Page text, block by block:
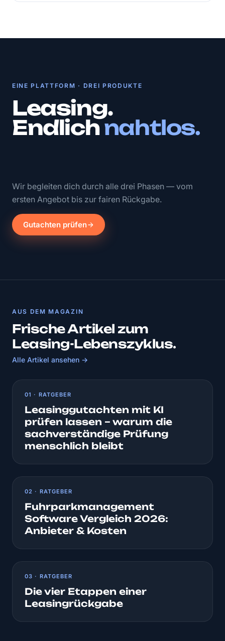
EINE PLATTFORM · DREI PRODUKTE
Leasing.
Endlichnahtlos.
Wir begleiten dich durch alle drei Phasen — vom
ersten Angebot bis zur fairen Rückgabe.
Gutachten prüfen
AUS DEM MAGAZIN
Frische Artikel zum
Leasing-Lebenszyklus.
Alle Artikel ansehen →
01 · RATGEBER
Leasinggutachten mit KI
prüfen lassen – warum die
sachverständige Prüfung
menschlich bleibt
02 · RATGEBER
Fuhrparkmanagement
Software Vergleich 2026:
Anbieter & Kosten
03 · RATGEBER
Die vier Etappen einer
Leasingrückgabe